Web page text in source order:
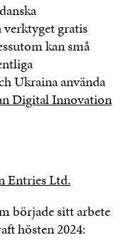
verktyget gratis
kan små
Ukraina använda
Digital Innovation
Entries Ltd.
började sitt arbete
hösten 2024: